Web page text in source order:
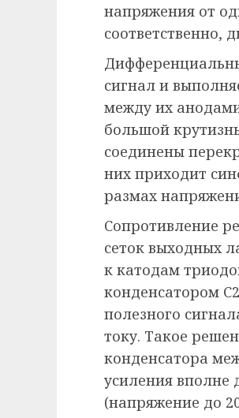
напряжения от
соответственно,
сигнал и
между их
большой
соединены
них приходит
размах
Сопротивление
сеток выходных
к катодам
конденсатором
полезного
току. Такое
конденсатора
усиления вполне
(напряжение до